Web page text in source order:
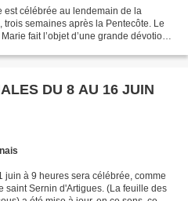
célébrée au lendemain de la
semaines après la Pentecôte. Le
fait l’objet d’une grande dévotion
DU 8 AU 16 JUIN
juin à 9 heures sera célébrée, comme
saint Sernin d'Artigues. (La feuille des